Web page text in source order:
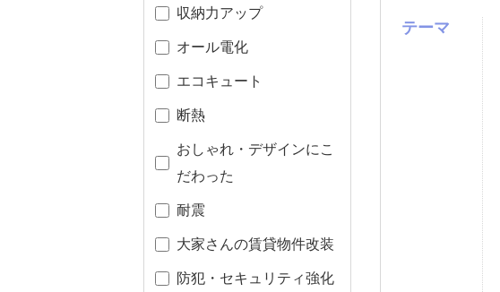
収納力アップ
オール電化
エコキュート
断熱
おしゃれ・デザインにこ
だわった
耐震
大家さんの賃貸物件改装
防犯・セキュリティ強化
テーマ